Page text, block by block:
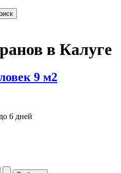
в Калуге
9 м2
6 дней